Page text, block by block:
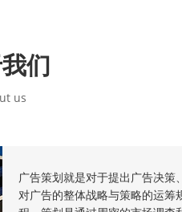
们
us
广告策划就是对于提出广告决
对广告的整体战略与策略的运筹